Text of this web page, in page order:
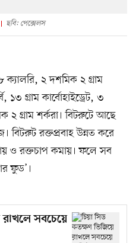
ছবি: পেক্সেলস
ক্যালরি, ২ দশমিক ২ গ্রাম
গ্রাম কার্বোহাইড্রেট, ৩
গ্রাম শর্করা। বিটরুটে আছে
বিটরুট রক্ত​​প্রবাহ উন্নত করে
ও রক্তচাপ কমায়। ফলে সব
ফুড’।
সবচেয়ে